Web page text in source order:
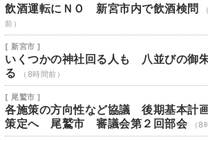
飲酒運転にＮＯ 新宮市内で飲酒検問
前）
[ 新宮市 ]
いくつかの神社回る人も 八並びの御
る
（8時間前）
[ 尾鷲市 ]
各施策の方向性など協議 後期基本計
策定へ 尾鷲市 審議会第２回部会
（8